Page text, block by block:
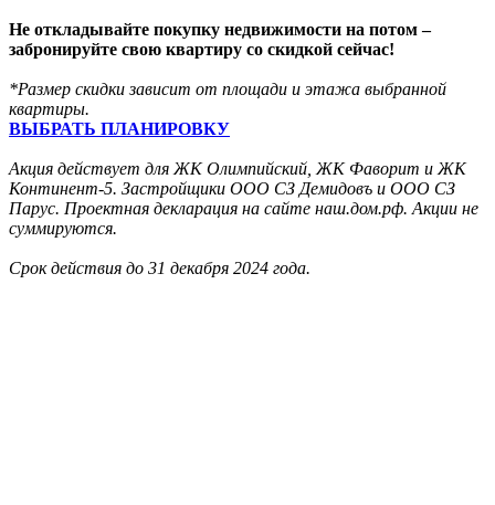
Не откладывайте покупку недвижимости на потом –
забронируйте свою квартиру со скидкой сейчас!
*Размер скидки зависит от площади и этажа выбранной
квартиры.
ВЫБРАТЬ ПЛАНИРОВКУ
Акция действует для ЖК Олимпийский, ЖК Фаворит и ЖК
Континент-5. Застройщики ООО СЗ Демидовъ и ООО СЗ
Парус. Проектная декларация на сайте наш.дом.рф. Акции не
суммируются.
Срок действия до 31 декабря 2024 года.